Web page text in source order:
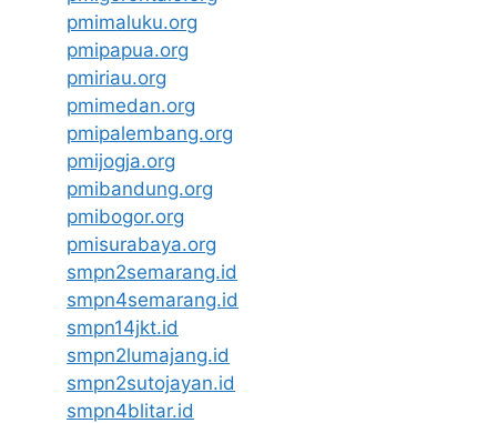
pmimaluku.org
pmipapua.org
pmiriau.org
pmimedan.org
pmipalembang.org
pmijogja.org
pmibandung.org
pmibogor.org
pmisurabaya.org
smpn2semarang.id
smpn4semarang.id
smpn14jkt.id
smpn2lumajang.id
smpn2sutojayan.id
smpn4blitar.id